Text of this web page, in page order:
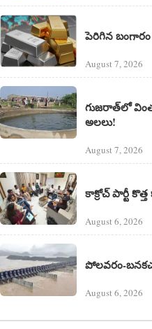
పెరిగిన బంగారం
August 7, 2026
గుజరాత్‌లో
అలలు!
August 7, 2026
కాక్రోచ్ పార్టీ
August 6, 2026
పోలవరం-
August 6, 2026